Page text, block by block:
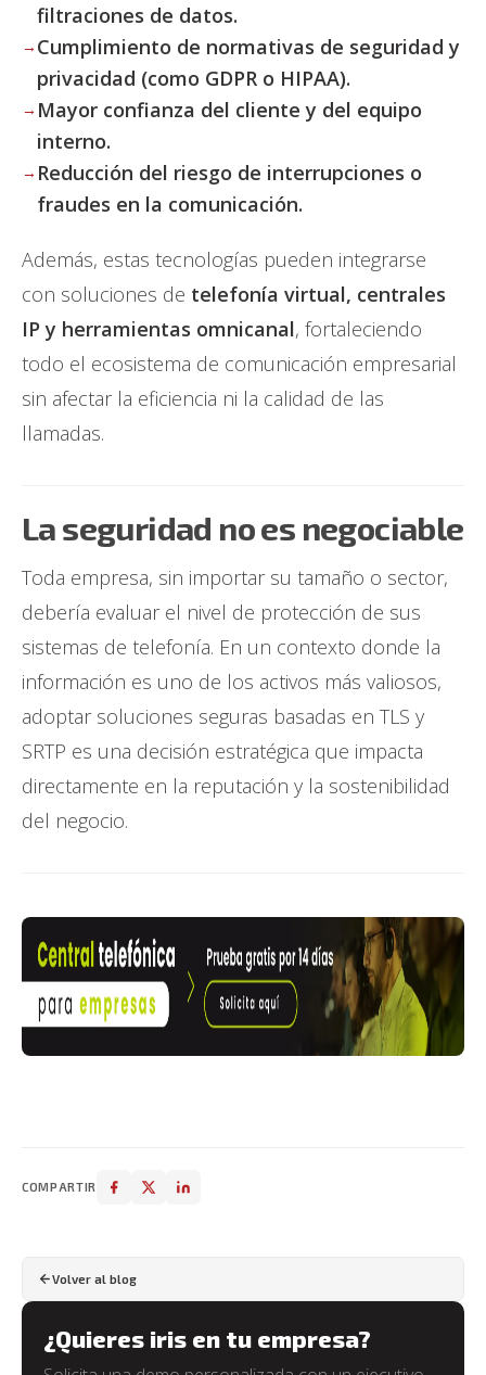
filtraciones de datos.
Cumplimiento de normativas de seguridad y
privacidad (como GDPR o HIPAA).
Mayor confianza del cliente y del equipo
interno.
Reducción del riesgo de interrupciones o
fraudes en la comunicación.
Además, estas tecnologías pueden integrarse
con soluciones de telefonía virtual, centrales
IP y herramientas omnicanal, fortaleciendo
todo el ecosistema de comunicación empresarial
sin afectar la eficiencia ni la calidad de las
llamadas.
La seguridad no es negociable
Toda empresa, sin importar su tamaño o sector,
debería evaluar el nivel de protección de sus
sistemas de telefonía. En un contexto donde la
información es uno de los activos más valiosos,
adoptar soluciones seguras basadas en TLS y
SRTP es una decisión estratégica que impacta
directamente en la reputación y la sostenibilidad
del negocio.
COMPARTIR
Volver al blog
¿Quieres iris en tu empresa?